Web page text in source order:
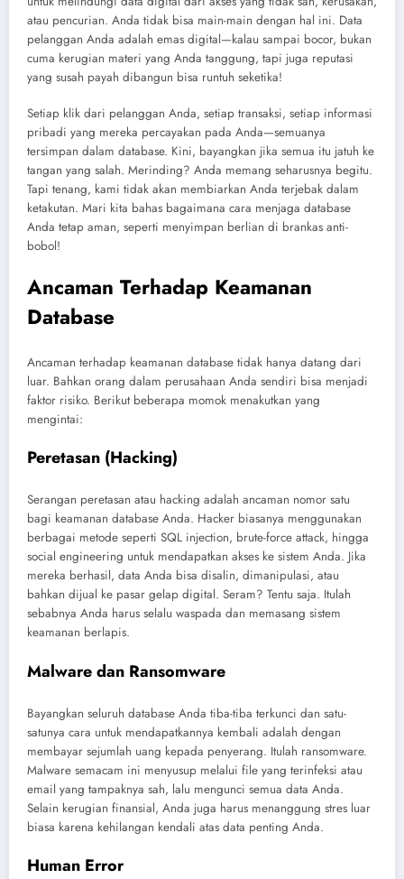
atau pencurian. Anda tidak bisa main-main dengan hal ini. Data
pelanggan Anda adalah emas digital—kalau sampai bocor, bukan
cuma kerugian materi yang Anda tanggung, tapi juga reputasi
yang susah payah dibangun bisa runtuh seketika!
Setiap klik dari pelanggan Anda, setiap transaksi, setiap informasi
pribadi yang mereka percayakan pada Anda—semuanya
tersimpan dalam database. Kini, bayangkan jika semua itu jatuh ke
tangan yang salah. Merinding? Anda memang seharusnya begitu.
Tapi tenang, kami tidak akan membiarkan Anda terjebak dalam
ketakutan. Mari kita bahas bagaimana cara menjaga database
Anda tetap aman, seperti menyimpan berlian di brankas anti-
bobol!
Ancaman Terhadap Keamanan
Database
Ancaman terhadap keamanan database tidak hanya datang dari
luar. Bahkan orang dalam perusahaan Anda sendiri bisa menjadi
faktor risiko. Berikut beberapa momok menakutkan yang
mengintai:
Peretasan (Hacking)
Serangan peretasan atau hacking adalah ancaman nomor satu
bagi keamanan database Anda. Hacker biasanya menggunakan
berbagai metode seperti SQL injection, brute-force attack, hingga
social engineering untuk mendapatkan akses ke sistem Anda. Jika
mereka berhasil, data Anda bisa disalin, dimanipulasi, atau
bahkan dijual ke pasar gelap digital. Seram? Tentu saja. Itulah
sebabnya Anda harus selalu waspada dan memasang sistem
keamanan berlapis.
Malware dan Ransomware
Bayangkan seluruh database Anda tiba-tiba terkunci dan satu-
satunya cara untuk mendapatkannya kembali adalah dengan
membayar sejumlah uang kepada penyerang. Itulah ransomware.
Malware semacam ini menyusup melalui file yang terinfeksi atau
email yang tampaknya sah, lalu mengunci semua data Anda.
Selain kerugian finansial, Anda juga harus menanggung stres luar
biasa karena kehilangan kendali atas data penting Anda.
Human Error